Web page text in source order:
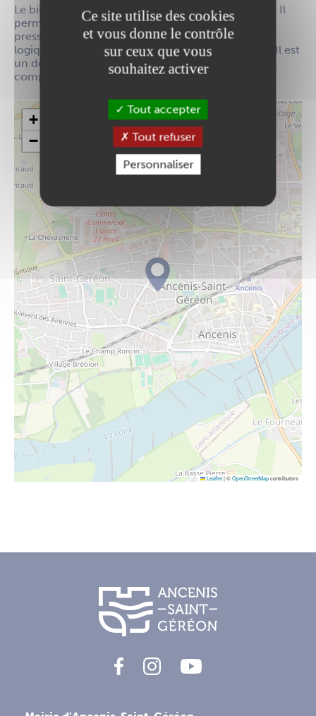
Le billard est un sport de précision et de réflexion. Il
permet d’apprendre à mieux gérer le stress lié à la
pression, à travailler sa capacité d’analyse et de
logique, et il apprend aussi à devenir plus patient. Il est
un des rares sports en France totalement mixte en
compétition.
+
−
Leaflet|©OpenStreetMapcontributors
Ce site utilise des cookies
et vous donne le contrôle
sur ceux que vous
souhaitez activer
Tout accepter
Tout refuser
Personnaliser